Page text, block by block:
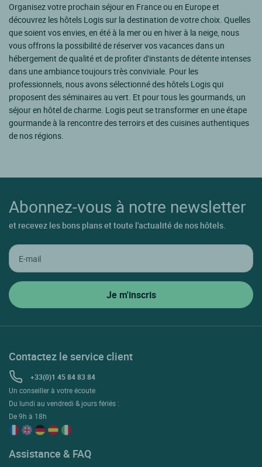
Organisez votre prochain séjour en France ou en Europe et
découvrez les hôtels Logis sur la destination de votre choix. Quelles
que soient vos envies, en été à la mer ou en hiver à la neige, nous
vous offrons la possibilité de réserver vos vacances dans un
hébergement de qualité et de profiter d'instants de détente intenses
dans une ambiance toujours très conviviale. Pour les
professionnels, nous avons sélectionné des hôtels Logis qui
proposent des séminaires au vert. Et pour tous les gourmands, un
séjour en hôtel de charme. Logis peut se transformer en une étape
gourmande à la rencontre des terroirs et des cuisines authentiques
de nos régions.
Abonnez-vous à notre newsletter
et recevez les bons plans et toute l'actualité de nos hôtels.
Contactez le service client
+33(0)1 45 84 83 84
Un conseiller à votre écoute
Du lundi au vendredi & jours fériés :
De 9h à 18h
Assistance & FAQ